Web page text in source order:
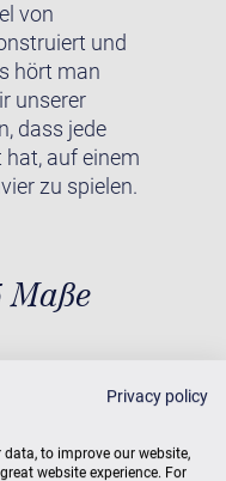
von
und
hört man
unserer
dass jede
auf einem
zu spielen.
Maße
Gewicht
Privacy policy
to improve our website,
website experience. For